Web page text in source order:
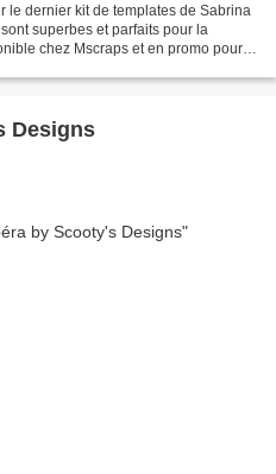
le dernier kit de templates de Sabrina
superbes et parfaits pour la
chez Mscraps et en promo pour
Designs